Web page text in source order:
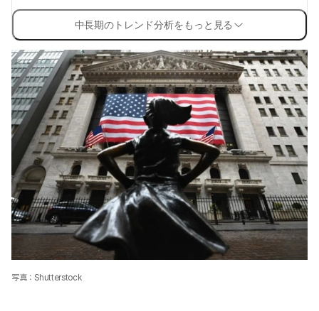
中長期のトレンド分析をもっと見る
写真：Shutterstock